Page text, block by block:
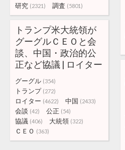
研究 (2321) 調査 (5801)
トランプ米大統領が
グーグルＣＥＯと会
談、中国・政治的公
正など協議 | ロイター
グーグル (354)
トランプ (272)
ロイター (4622) 中国 (2433)
会談 (42) 公正 (54)
協議 (406) 大統領 (322)
ＣＥＯ (363)